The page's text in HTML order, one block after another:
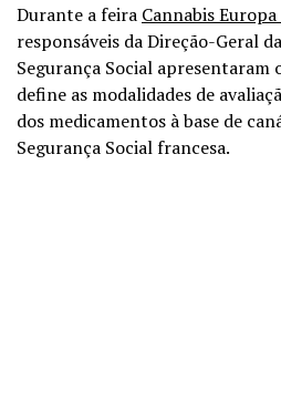
Durante a feira Cannabis
responsáveis da Direção-Geral
Segurança Social
define as modalidades de
dos medicamentos à base de
Segurança Social francesa.